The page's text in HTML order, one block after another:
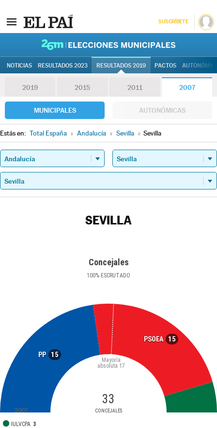
SUSCRÍBETE
NOTICIAS RESULTADOS 2023 RESULTADOS 2019 PACTOS
2019 2015 2011 2007
MUNICIPALES AUTONÓMICAS
Estás en: Total España » Andalucía » Sevilla » Sevilla
SEVILLA
Concejales
100% ESCRUTADO
PP 15
PSOEA 15
33
CONCEJALES
Mayoría
absoluta 17
IULVCPA 3
2007